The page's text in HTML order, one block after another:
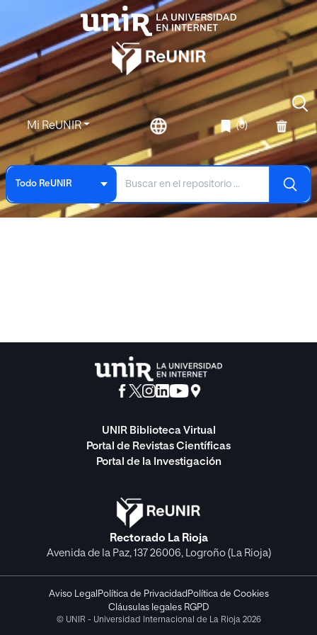
Mi ReUNIR (0)
Todo ReUNIR
UNIR Biblioteca Virtual
Portal de Revistas Científicas
Portal de la Investigación
Rectorado La Rioja
Avenida de la Paz, 137 26006, Logroño (La Rioja)
Aviso Legal Política de Privacidad Política de Cookies
Cláusulas legales RGPD
© UNIR - Universidad Internacional de La Rioja 2026